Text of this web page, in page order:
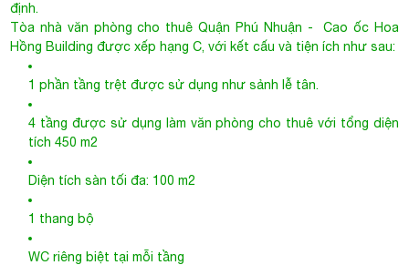
định.
Tòa nhà văn phòng cho thuê Quận Phú Nhuận - Cao ốc Hoa
Hồng Building được xếp hạng C, với kết cấu và tiện ích như sau:
1 phần tầng trệt được sử dụng như sảnh lễ tân.
4 tầng được sử dụng làm văn phòng cho thuê với tổng diện
tích 450 m2
Diện tích sàn tối đa: 100 m2
1 thang bộ
WC riêng biệt tại mỗi tầng